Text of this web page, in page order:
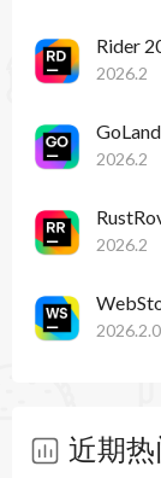
• 粘性行：
构元素（如
保持上下文不
• 快速文档
口成员、枚
本地运行的
Rider
2026.2
2026.2
2026.2
近期热